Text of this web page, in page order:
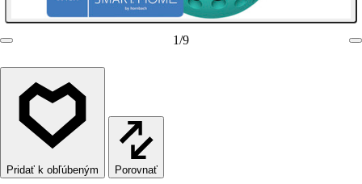
1/9
Porovnať